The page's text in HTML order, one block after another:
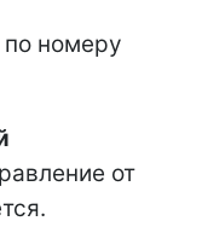
номеру
от